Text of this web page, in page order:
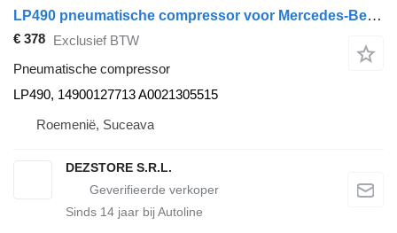
LP490 pneumatische compressor voor Mercedes-Benz ACTROS MP4 trekker
€ 378 Exclusief BTW
Pneumatische compressor
LP490, 14900127713 A0021305515
Roemenië, Suceava
DEZSTORE S.R.L.
Sinds 14 jaar bij Autoline